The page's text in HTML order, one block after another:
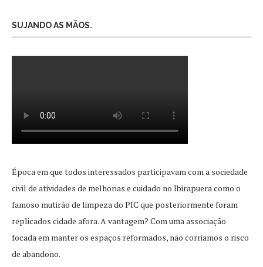
SUJANDO AS MÃOS.
Época em que todos interessados participavam com a sociedade
civil de atividades de melhorias e cuidado no Ibirapuera como o
famoso mutirão de limpeza do PIC que posteriormente foram
replicados cidade afora. A vantagem? Com uma associação
focada em manter os espaços reformados, não corriamos o risco
de abandono.